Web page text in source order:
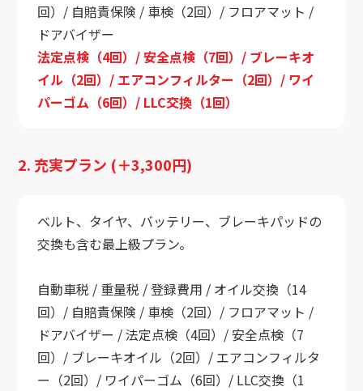
回）/ 自賠責保険 / 車検（2回）/ フロアマット /
ドアバイザー
法定点検（4回）/ 安全点検（7回）/ ブレーキオ
イル（2回）/ エアコンフィルター（2回）/ ワイ
パーゴム（6回）/ LLC交換（1回）
2. 充実プラン (＋3,300円)
ベルト、タイヤ、バッテリー、ブレーキパッドの
交換も含む最上級プラン。
自動車税 / 重量税 / 登録費用 / オイル交換（14
回）/ 自賠責保険 / 車検（2回）/ フロアマット /
ドアバイザー / 法定点検（4回）/ 安全点検（7
回）/ ブレーキオイル（2回）/ エアコンフィルタ
ー（2回）/ ワイパーゴム（6回）/ LLC交換（1